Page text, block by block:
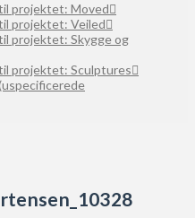
projektet: Moved
projektet: Veiled
projektet: Skygge og
projektet: Sculptures